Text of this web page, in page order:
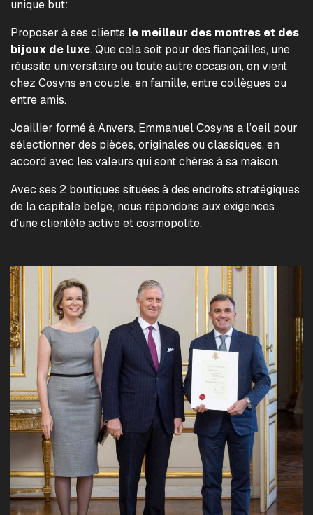
unique but:
Proposer à ses clients le meilleur des montres et des
bijoux de luxe. Que cela soit pour des fiançailles, une
réussite universitaire ou toute autre occasion, on vient
chez Cosyns en couple, en famille, entre collègues ou
entre amis.
Joaillier formé à Anvers, Emmanuel Cosyns a l’oeil pour
sélectionner des pièces, originales ou classiques, en
accord avec les valeurs qui sont chères à sa maison.
Avec ses 2 boutiques situées à des endroits stratégiques
de la capitale belge, nous répondons aux exigences
d’une clientèle active et cosmopolite.